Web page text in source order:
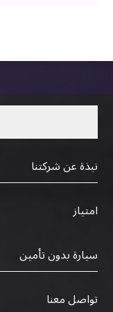
نبذة عن شركتنا
امتياز
سيارة بدون تأمين
تواصل معنا